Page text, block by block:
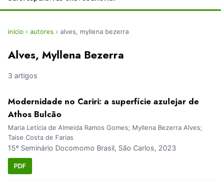
início › autores › alves, myllena bezerra
Alves, Myllena Bezerra
3 artigos
Modernidade no Cariri: a superfície azulejar de
Athos Bulcão
Maria Letícia de Almeida Ramos Gomes; Myllena Bezerra Alves;
Taise Costa de Farias
15º Seminário Docomomo Brasil, São Carlos, 2023
PDF